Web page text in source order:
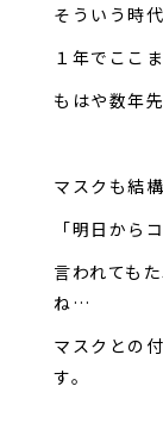
そういう時
１年でここ
もはや数年
マスクも結
「明日から
言われても
ね…
マスクとの
す。